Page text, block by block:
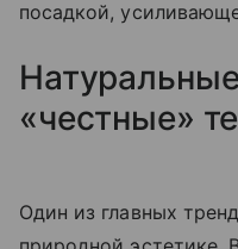
посадкой,
«честные»
Один из главных